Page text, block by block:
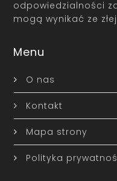
odpowiedzialności
mogą wynikać ze
Menu
O nas
Kontakt
Mapa strony
Polityka